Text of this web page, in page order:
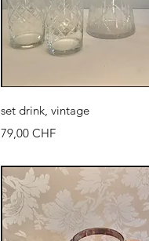
Aperçu rapide
set drink, vintage
Prix
79,00 CHF